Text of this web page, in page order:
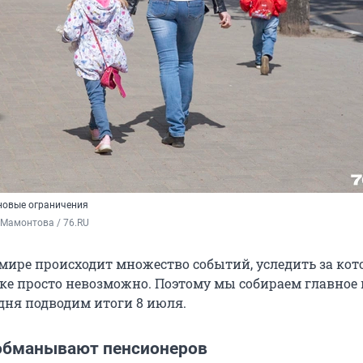
ограничения
/ 76.RU
происходит множество событий, уследить за
просто невозможно. Поэтому мы собираем главное
подводим итоги 8 июля.
пенсионеров